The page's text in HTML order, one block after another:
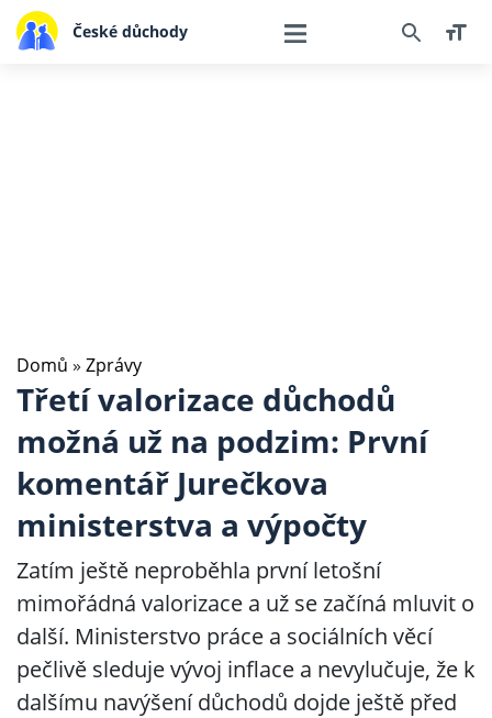
České důchody
Domů » Zprávy
Třetí valorizace důchodů
možná už na podzim: První
komentář Jurečkova
ministerstva a výpočty
Zatím ještě neproběhla první letošní
mimořádná valorizace a už se začíná mluvit o
další. Ministerstvo práce a sociálních věcí
pečlivě sleduje vývoj inflace a nevylučuje, že k
dalšímu navýšení důchodů dojde ještě před